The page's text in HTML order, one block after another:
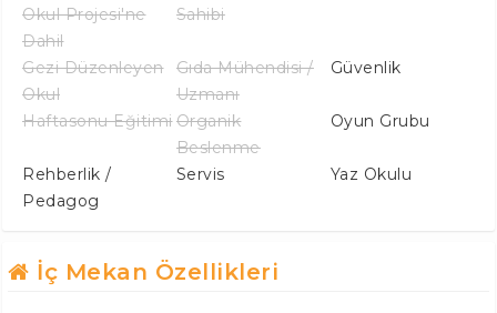
Okul Projesi'ne
Dahil
Sahibi
Gezi Düzenleyen
Okul
Gıda Mühendisi /
Uzmanı
Güvenlik
Haftasonu EğitimiOrganik
Beslenme
Oyun Grubu
Rehberlik /
Pedagog
Servis Yaz Okulu
İç Mekan Özellikleri